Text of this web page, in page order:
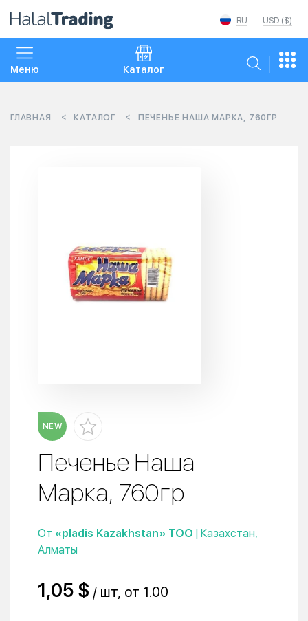
USD ($)
RU
Меню Каталог
ГЛАВНАЯ КАТАЛОГ ПЕЧЕНЬЕ НАША МАРКА, 760ГР
NEW
Печенье Наша
Марка, 760гр
От «pladis Kazakhstan» ТОО | Казахстан,
Алматы
1,05 $ / шт, от 1.00